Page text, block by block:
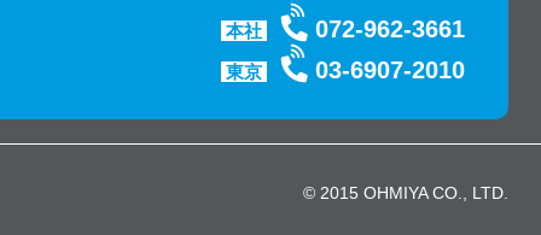
本社 072-962-3661
東京 03-6907-2010
© 2015 OHMIYA CO., LTD.